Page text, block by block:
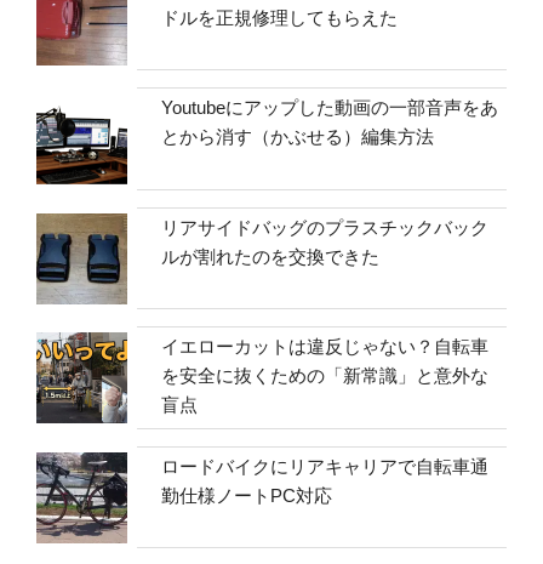
ドルを正規修理してもらえた
Youtubeにアップした動画の一部音声をあ
とから消す（かぶせる）編集方法
リアサイドバッグのプラスチックバック
ルが割れたのを交換できた
イエローカットは違反じゃない？自転車
を安全に抜くための「新常識」と意外な
盲点
ロードバイクにリアキャリアで自転車通
勤仕様ノートPC対応